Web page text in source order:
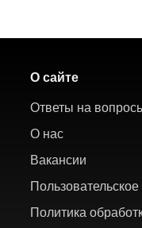
О сайте
Ответы на
О нас
Вакансии
Политика